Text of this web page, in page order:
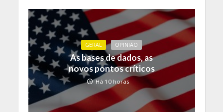
GERAL OPINIÃO
As bases de dados, as
novos pontos críticos
Há 10 horas